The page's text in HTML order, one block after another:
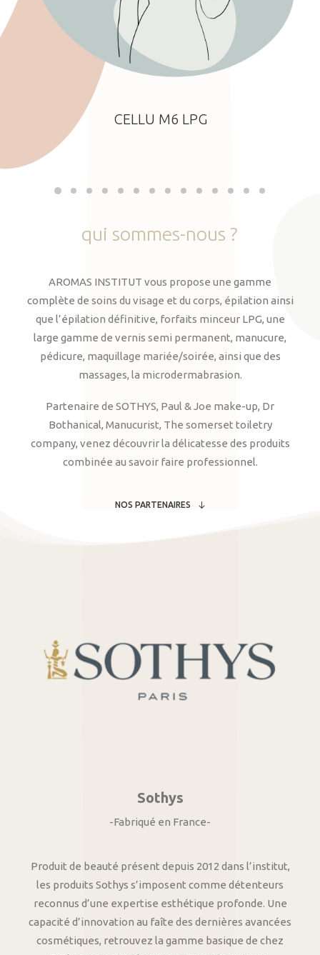
CELLU M6 LPG
qui sommes-nous ?
AROMAS INSTITUT vous propose une gamme
complète de soins du visage et du corps, épilation ainsi
que l’épilation définitive, forfaits minceur LPG, une
large gamme de vernis semi permanent, manucure,
pédicure, maquillage mariée/soirée, ainsi que des
massages, la microdermabrasion.
Partenaire de SOTHYS, Paul & Joe make-up, Dr
Bothanical, Manucurist, The somerset toiletry
company, venez découvrir la délicatesse des produits
combinée au savoir faire professionnel.
NOS PARTENAIRES
Sothys
-Fabriqué en France-
Produit de beauté présent depuis 2012 dans l’institut,
les produits Sothys s’imposent comme détenteurs
reconnus d’une expertise esthétique profonde. Une
capacité d’innovation au faîte des dernières avancées
cosmétiques, retrouvez la gamme basique de chez